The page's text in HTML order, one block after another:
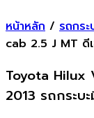
หน้าหลัก / รถกร
cab 2.5 J MT ดี
Toyota Hilux
2013 รถกระบ